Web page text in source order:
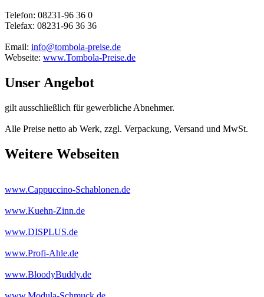
Telefon: 08231-96 36 0
Telefax: 08231-96 36 36
Email: info@tombola-preise.de
Webseite: www.Tombola-Preise.de
Unser Angebot
gilt ausschließlich für gewerbliche Abnehmer.
Alle Preise netto ab Werk, zzgl. Verpackung, Versand und MwSt.
Weitere Webseiten
www.Cappuccino-Schablonen.de
www.Kuehn-Zinn.de
www.DISPLUS.de
www.Profi-Ahle.de
www.BloodyBuddy.de